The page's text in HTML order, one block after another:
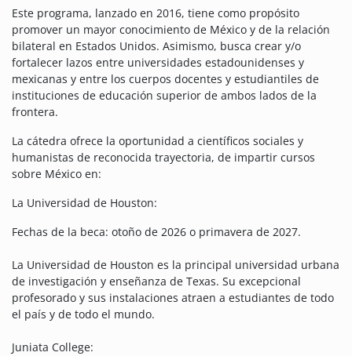
Este programa, lanzado en 2016, tiene como propósito
promover un mayor conocimiento de México y de la relación
bilateral en Estados Unidos. Asimismo, busca crear y/o
fortalecer lazos entre universidades estadounidenses y
mexicanas y entre los cuerpos docentes y estudiantiles de
instituciones de educación superior de ambos lados de la
frontera.
La cátedra ofrece la oportunidad a científicos sociales y
humanistas de reconocida trayectoria, de impartir cursos
sobre México en:
La Universidad de Houston:
Fechas de la beca: otoño de 2026 o primavera de 2027.
La Universidad de Houston es la principal universidad urbana
de investigación y enseñanza de Texas. Su excepcional
profesorado y sus instalaciones atraen a estudiantes de todo
el país y de todo el mundo.
Juniata College: